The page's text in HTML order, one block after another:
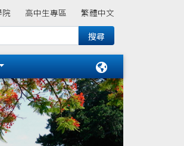
院 高中生專區 繁體中文